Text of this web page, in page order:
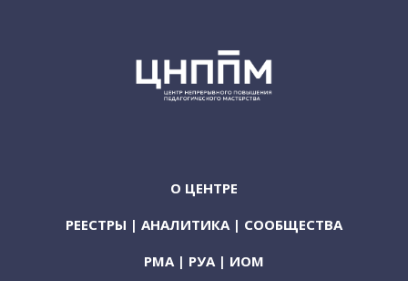
О ЦЕНТРЕ
РЕЕСТРЫ | АНАЛИТИКА | СООБЩЕСТВА
РМА | РУА | ИОМ